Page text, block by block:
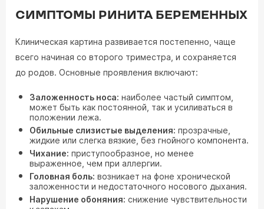
СИМПТОМЫ РИНИТА БЕРЕМЕННЫХ
Клиническая картина развивается постепенно, чаще
всего начиная со второго триместра, и сохраняется
до родов. Основные проявления включают:
Заложенность носа: наиболее частый симптом,
может быть как постоянной, так и усиливаться в
положении лежа.
Обильные слизистые выделения: прозрачные,
жидкие или слегка вязкие, без гнойного компонента.
Чихание: приступообразное, но менее
выраженное, чем при аллергии.
Головная боль: возникает на фоне хронической
заложенности и недостаточного носового дыхания.
Нарушение обоняния: снижение чувствительности